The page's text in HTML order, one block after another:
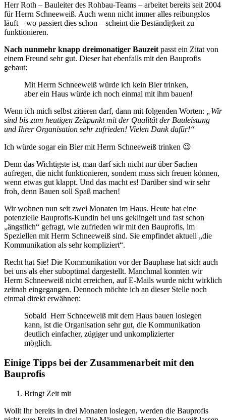
Herr Roth – Bauleiter des Rohbau-Teams – arbeitet bereits seit 2004
für Herrn Schneeweiß. Auch wenn nicht immer alles reibungslos
läuft – wo passiert dies schon – scheint die Beständigkeit zu
funktionieren.
Nach nunmehr knapp dreimonatiger Bauzeit passt ein Zitat von
einem Freund sehr gut. Dieser hat ebenfalls mit den Bauprofis
gebaut:
Mit Herrn Schneeweiß würde ich kein Bier trinken,
aber ein Haus würde ich noch einmal mit ihm bauen!
Wenn ich mich selbst zitieren darf, dann mit folgenden Worten:
„Wir
sind bis zum heutigen Zeitpunkt mit der Qualität der Bauleistung
und Ihrer Organisation sehr zufrieden! Vielen Dank dafür!“
Ich würde sogar ein Bier mit Herrn Schneeweiß trinken 😉
Denn das Wichtigste ist, man darf sich nicht nur über Sachen
aufregen, die nicht funktionieren, sondern muss sich freuen können,
wenn etwas gut klappt. Und das macht es! Darüber sind wir sehr
froh, denn Bauen soll Spaß machen!
Wir wohnen nun seit zwei Monaten im Haus. Heute hat eine
potenzielle Bauprofis-Kundin bei uns geklingelt und fast schon
„ängstlich“ gefragt, wie zufrieden wir mit den Bauprofis, im
Speziellen mit Herrn Schneeweiß sind. Sie empfindet aktuell „die
Kommunikation als sehr kompliziert“.
Recht hat Sie! Die Kommunikation vor der Bauphase hat sich auch
bei uns als eher suboptimal dargestellt. Manchmal konnten wir
Herrn Schneeweiß nicht erreichen, auf E-Mails wurde nicht wirklich
zeitnah eingegangen. Dennoch möchte ich an dieser Stelle noch
einmal direkt erwähnen:
Sobald Herr Schneeweiß mit dem Haus bauen loslegen
kann, ist die Organisation sehr gut, die Kommunikation
deutlich einfacher, zügiger und unkomplizierter
möglich.
Einige Tipps bei der Zusammenarbeit mit den
Bauprofis
Bringt Zeit mit
Wollt Ihr bereits in drei Monaten loslegen, werden die Bauprofis